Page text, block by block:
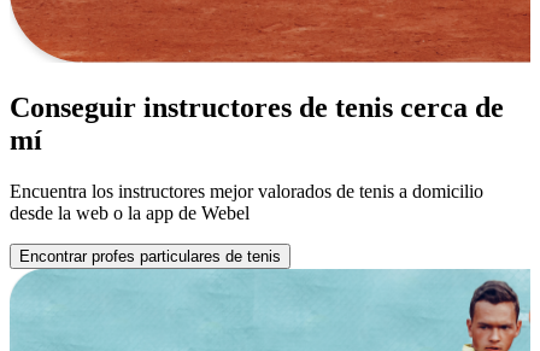
Conseguir instructores de tenis cerca de
mí
Encuentra los instructores mejor valorados de tenis a domicilio
desde la web o la app de Webel
Encontrar profes particulares de tenis